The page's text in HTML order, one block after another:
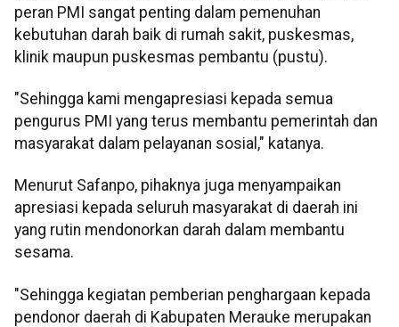
peran PMI sangat penting dalam pemenuhan
kebutuhan darah baik di rumah sakit, puskesmas,
klinik maupun puskesmas pembantu (pustu).
"Sehingga kami mengapresiasi kepada semua
pengurus PMI yang terus membantu pemerintah dan
masyarakat dalam pelayanan sosial," katanya.
Menurut Safanpo, pihaknya juga menyampaikan
apresiasi kepada seluruh masyarakat di daerah ini
yang rutin mendonorkan darah dalam membantu
sesama.
"Sehingga kegiatan pemberian penghargaan kepada
pendonor daerah di Kabupaten Merauke merupakan